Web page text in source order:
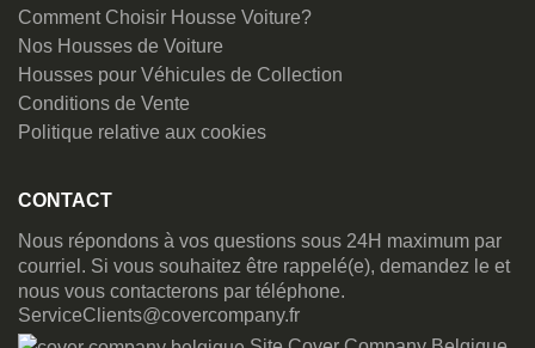
Comment Choisir Housse Voiture?
Nos Housses de Voiture
Housses pour Véhicules de Collection
Conditions de Vente
Politique relative aux cookies
CONTACT
Nous répondons à vos questions sous 24H maximum par
courriel. Si vous souhaitez être rappelé(e), demandez le et
nous vous contacterons par téléphone.
ServiceClients@covercompany.fr